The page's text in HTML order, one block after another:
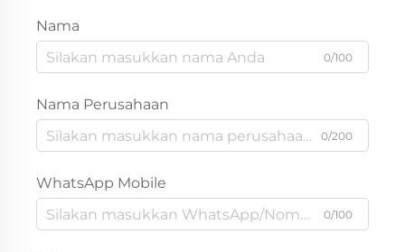
Nama
0/100
Nama Perusahaan
0/200
WhatsApp Mobile
0/100